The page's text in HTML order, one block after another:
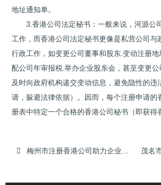
地址通知单。
3.香港公司法定秘书：一般来说，河源公
工作，而香港公司法定秘书更像是私营公司与
行政工作，如变更公司董事和股东.变动注册
配公司年审报税.举办企业股东会，甚至变更
及时向政府机构递交变动信息，避免隐性的违
请，躲避法律依据）。因而，每个注册申请的
册表中特定一个合格的香港公司秘书（即获得
梅州市注册香港公司助力企业搭上外贸顺风车